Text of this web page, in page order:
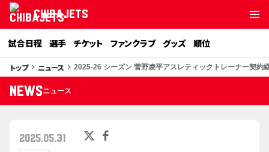
CHIBAJETS
試合日程 選手 チケット ファンクラブ グッズ 順位
トップkeyboard_arrow_right ニュース keyboard_arrow_right 2025-26 シーズン 菅野凌平アスレティックトレーナー契約
NEWSニュース
2025.05.31